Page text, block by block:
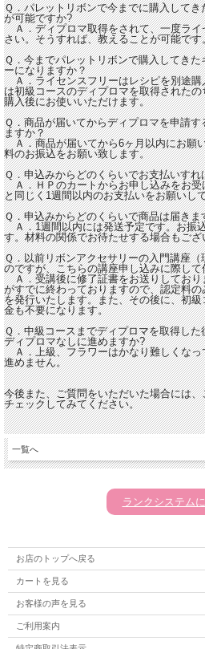
Ｑ．パレットリボンで今までに購入して
が可能ですか?
Ａ．ディプロマ取得をされて、一度ライ
さい。そうすれば、教えることが可能です
Ｑ．今までパレットリボンで購入してき
ーになりますか？
Ａ．ライセンスフリーはレシピを別途購
は初級コースのディプロマを取得された
購入後にお使いいただけます。
Ｑ．商品が届いてからディプロマを申請
ますか？
Ａ．商品が届いてから6ヶ月以内にお願
料のお振込をお願い致します。
Ｑ．申込みからどのくらいでお支払いすれ
Ａ．ＨＰのカートからお申し込みをお受
と同じく1週間以内のお支払いをお願いし
Ｑ．申込みからどのくらいで商品は届きま
Ａ．1週間以内には発送予定です。お振
す。材料の関係でお待たせする場合もござ
Ｑ．以前リボンアクセサリーの入門講座
のですが、こちらの講座申し込みに際し
Ａ．受講後に修了証書をお送りしており
がすでに終わっておりますので、認定料
を発行いたします。また、その後に、初
金も不要になります。
Ｑ．中級コースまでディプロマを取得し
ディプロマなしに進めますか?
Ａ．上級、フラワーはかなり難しくなっ
進めません。
今後また、ご質問をいただいた場合には
チェックしてみてください。
一覧へ
ランクシステム
お店のトップへ戻る
カートを見る
お客様の声を見る
ご利用案内